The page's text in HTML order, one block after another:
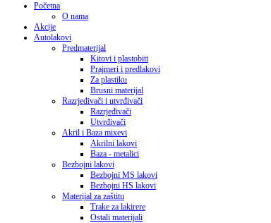
Početna
O nama
Akcije
Autolakovi
Predmaterijal
Kitovi i plastobiti
Prajmeri i predlakovi
Za plastiku
Brusni materijal
Razrjeđivači i utvrđivači
Razrjeđivači
Utvrđivači
Akril i Baza mixevi
Akrilni lakovi
Baza - metalici
Bezbojni lakovi
Bezbojni MS lakovi
Bezbojni HS lakovi
Materijal za zaštitu
Trake za lakirere
Ostali materijali